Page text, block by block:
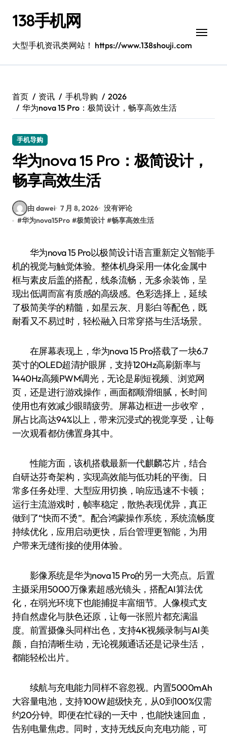
138手机网
大型手机资讯类网站！ https://www.138shouji.com
首页 资讯 手机导购
2026
华为nova 15 Pro：极简设计，畅享高效生活
手机导购
华为nova 15 Pro：极简设计，
畅享高效生活
由 dawei 7 月 8, 2026 没有评论
#华为nova15Pro #极简设计 #畅享高效生活
华为nova 15 Pro以极简设计语言重新定义智能手
机的视觉与触觉体验。整体机身采用一体化金属中
框与素皮后盖的搭配，线条流畅，无多余装饰，呈
现出低调而富有质感的高级感。色彩选择上，延续
了极简美学的精髓，如星云灰、月影白等配色，既
耐看又不易过时，轻松融入日常穿搭与生活场景。
在屏幕表现上，华为nova 15 Pro搭载了一块6.7
英寸的OLED超清护眼屏，支持120Hz高刷新率与
1440Hz高频PWM调光，无论是刷短视频、浏览网
页，还是进行游戏操作，画面都顺滑细腻，长时间
使用也有效减少眼睛疲劳。屏幕边框进一步收窄，
屏占比高达94%以上，带来沉浸式的视觉享受，让每
一次观看都仿佛置身其中。
性能方面，该机搭载最新一代麒麟芯片，结合
自研达芬奇架构，实现高效能与低功耗的平衡。日
常多任务处理、大型应用切换，响应迅速不卡顿；
运行主流游戏时，帧率稳定，散热表现优异，真正
做到了“快而不烫”。配合鸿蒙操作系统，系统流畅度
持续优化，应用启动更快，后台管理更智能，为用
户带来无缝衔接的使用体验。
影像系统是华为nova 15 Pro的另一大亮点。后置
主摄采用5000万像素超感光镜头，搭配AI算法优
化，在弱光环境下也能捕捉丰富细节。人像模式支
持自然虚化与肤色还原，让每一张照片都充满温
度。前置摄像头同样出色，支持4K视频录制与AI美
颜，自拍清晰生动，无论视频通话还是记录生活，
都能轻松出片。
续航与充电能力同样不容忽视。内置5000mAh
大容量电池，支持100W超级快充，从0到100%仅需
约20分钟。即便在忙碌的一天中，也能快速回血，
告别电量焦虑。同时，支持无线反向充电功能，可